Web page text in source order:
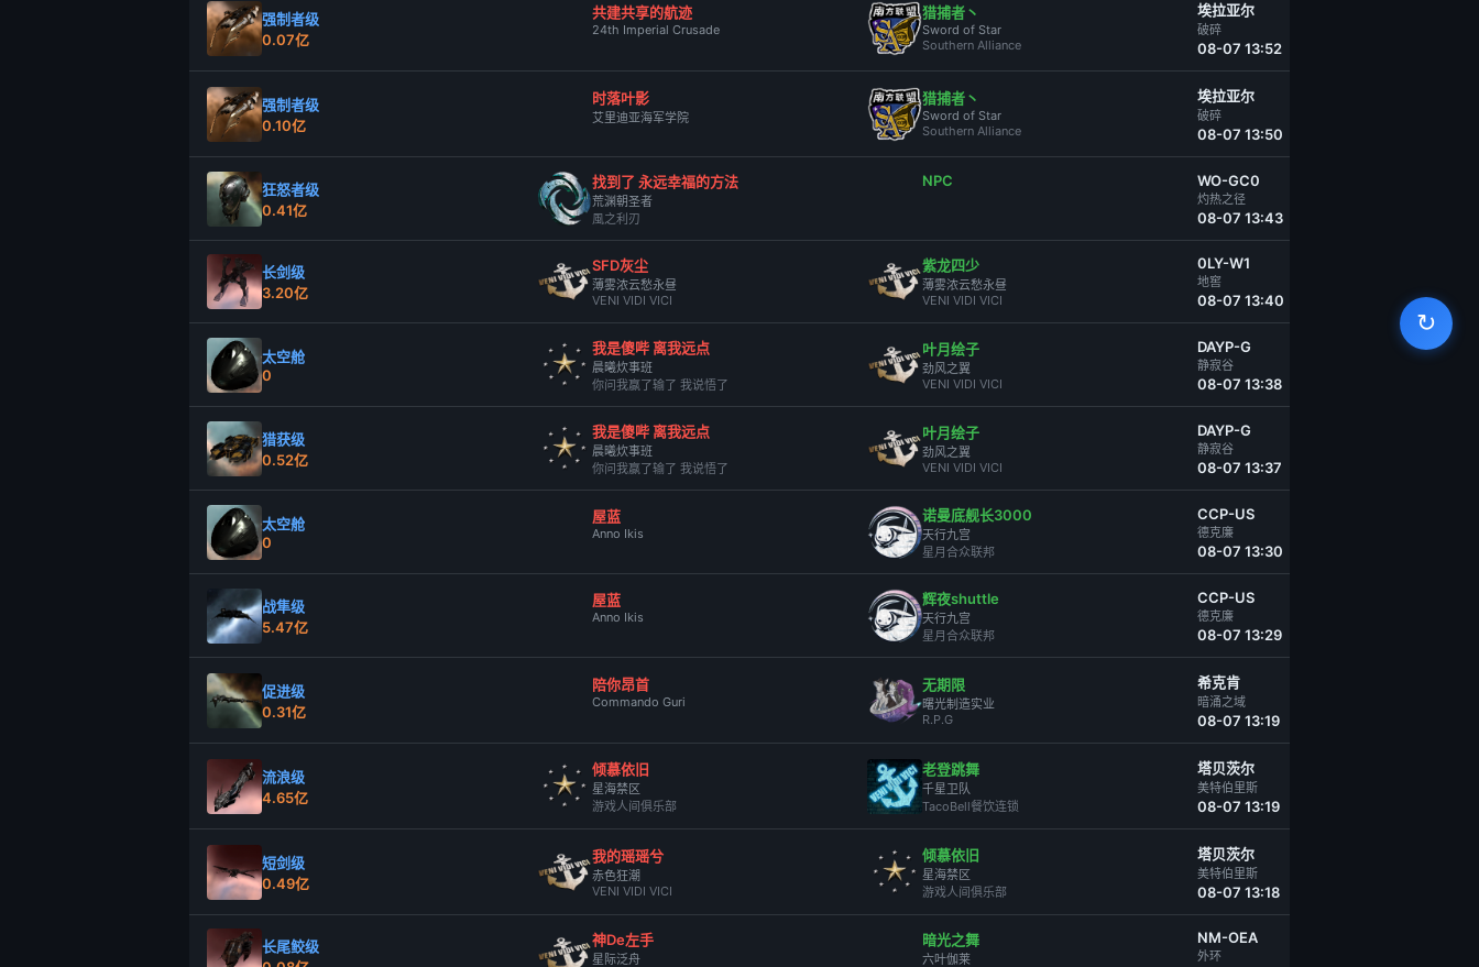
强制者级
0.07亿
共建共享的航迹
24th Imperial Crusade
猎捕者丶
Sword of Star
Southern Alliance
埃拉亚尔
破碎
08-07 13:52
强制者级
0.10亿
时落叶影
艾里迪亚海军学院
猎捕者丶
Sword of Star
Southern Alliance
埃拉亚尔
破碎
08-07 13:50
狂怒者级
0.41亿
找到了 永远幸福的方法
荒渊朝圣者
風之利刃
NPC WO-GC0
灼热之径
08-07 13:43
长剑级
3.20亿
SFD灰尘
薄雾浓云愁永昼
VENI VIDI VICI
紫龙四少
薄雾浓云愁永昼
VENI VIDI VICI
0LY-W1
地窖
08-07 13:40
太空舱
0
我是傻哔 离我远点
晨曦炊事班
你问我赢了输了 我说悟了
叶月绘子
劲风之翼
VENI VIDI VICI
DAYP-G
静寂谷
08-07 13:38
猎获级
0.52亿
我是傻哔 离我远点
晨曦炊事班
你问我赢了输了 我说悟了
叶月绘子
劲风之翼
VENI VIDI VICI
DAYP-G
静寂谷
08-07 13:37
太空舱
0
屋蓝
Anno Ikis
诺曼底舰长3000
天行九宫
星月合众联邦
CCP-US
德克廉
08-07 13:30
战隼级
5.47亿
屋蓝
Anno Ikis
辉夜shuttle
天行九宫
星月合众联邦
CCP-US
德克廉
08-07 13:29
促进级
0.31亿
陪你昂首
Commando Guri
无期限
曙光制造实业
R.P.G
希克肯
暗涌之域
08-07 13:19
流浪级
4.65亿
倾慕依旧
星海禁区
游戏人间俱乐部
老登跳舞
千星卫队
TacoBell餐饮连锁
塔贝茨尔
美特伯里斯
08-07 13:19
短剑级
0.49亿
我的瑶瑶兮
赤色狂潮
VENI VIDI VICI
倾慕依旧
星海禁区
游戏人间俱乐部
塔贝茨尔
美特伯里斯
08-07 13:18
长尾鲛级
神De左手
星际泛舟
暗光之舞
六叶伽莱
NM-OEA
外环
↻